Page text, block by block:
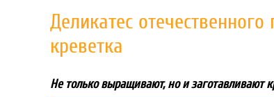
Деликатес
креветка
Не только выращивают, но и заготавливают